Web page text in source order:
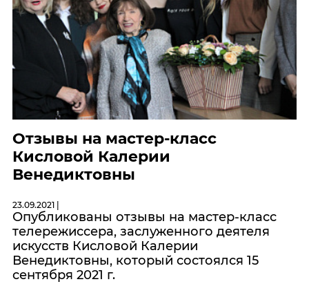
Отзывы на мастер-класс
Кисловой Калерии
Венедиктовны
23.09.2021 |
Опубликованы отзывы на мастер-класс
телережиссера, заслуженного деятеля
искусств Кисловой Калерии
Венедиктовны, который состоялся 15
сентября 2021 г.